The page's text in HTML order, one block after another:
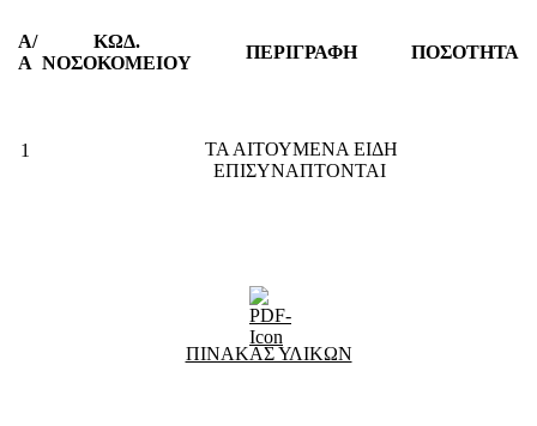
Α/
Α
ΚΩΔ.
ΝΟΣΟΚΟΜΕΙΟΥ
ΠΕΡΙΓΡΑΦΗ ΠΟΣΟΤΗΤΑ
1
ΤΑ ΑΙΤΟΥΜΕΝΑ ΕΙΔΗ
ΕΠΙΣΥΝΑΠΤΟΝΤΑΙ
ΠΙΝΑΚΑΣ ΥΛΙΚΩΝ